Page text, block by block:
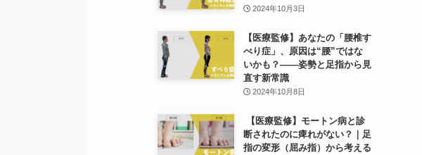
2024年10月3日
【医療監修】あなたの「腰椎す
べり症」、原因は“腰”ではな
いかも？——姿勢と足指から見
直す新常識
2024年10月8日
【医療監修】モートン病と診
断されたのに痺れがない？｜足
指の変形（屈み指）から考える